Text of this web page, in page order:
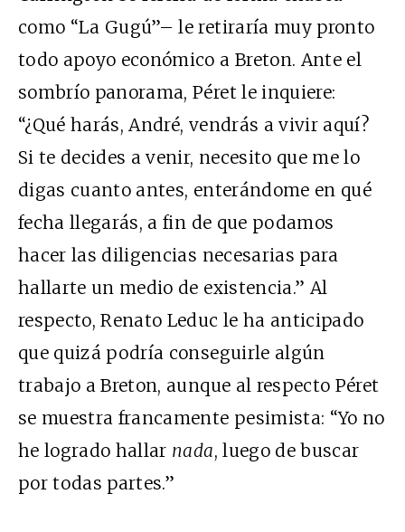
como “La Gugú”– le retiraría muy pronto
todo apoyo económico a Breton. Ante el
sombrío panorama, Péret le inquiere:
“¿Qué harás, André, vendrás a vivir aquí?
Si te decides a venir, necesito que me lo
digas cuanto antes, enterándome en qué
fecha llegarás, a fin de que podamos
hacer las diligencias necesarias para
hallarte un medio de existencia.” Al
respecto, Renato Leduc le ha anticipado
que quizá podría conseguirle algún
trabajo a Breton, aunque al respecto Péret
se muestra francamente pesimista: “Yo no
he logrado hallar nada, luego de buscar
por todas partes.”